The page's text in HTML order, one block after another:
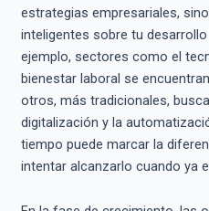
estrategias empresariales,
inteligentes sobre tu
ejemplo, sectores como el
bienestar laboral se
otros, más tradicionales,
digitalización y la
tiempo puede marcar la
intentar alcanzarlo cuando ya